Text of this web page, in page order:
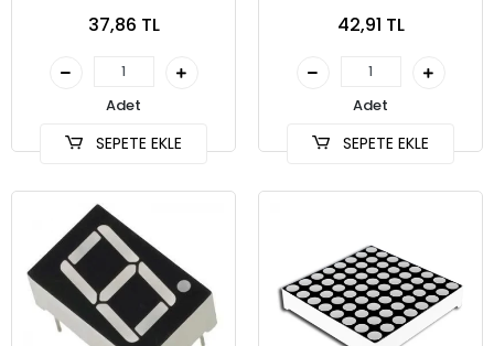
37,86 TL
Adet
SEPETE EKLE
42,91 TL
Adet
SEPETE EKLE